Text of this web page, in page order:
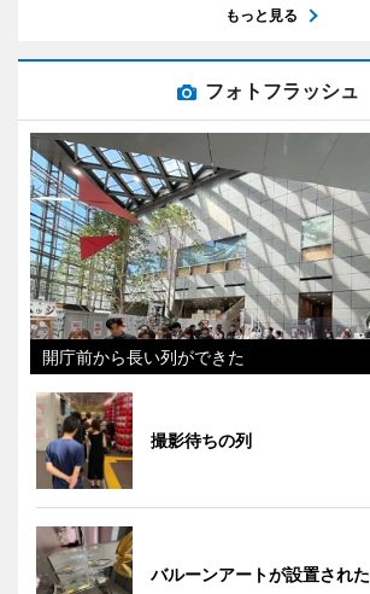
もっと見る
フォトフラッシュ
開庁前から長い列ができた
撮影待ちの列
バルーンアートが設置された